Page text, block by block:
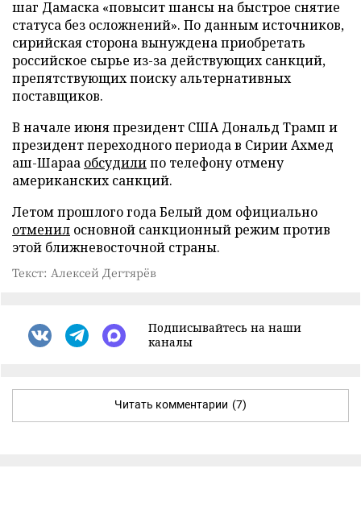
шаг Дамаска «повысит шансы на быстрое снятие
статуса без осложнений». По данным источников,
сирийская сторона вынуждена приобретать
российское сырье из-за действующих санкций,
препятствующих поиску альтернативных
поставщиков.
В начале июня президент США Дональд Трамп и
президент переходного периода в Сирии Ахмед
аш-Шараа обсудилипо телефону отмену
американских санкций.
Летом прошлого года Белый дом официально
отменил основной санкционный режим против
этой ближневосточной страны.
Текст: Алексей Дегтярёв
Подписывайтесь на наши
каналы
Читать комментарии (7)